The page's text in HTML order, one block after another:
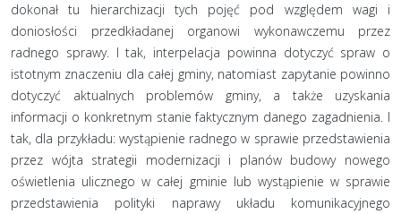
dokonał tu hierarchizacji tych pojęć pod względem wagi i
doniosłości przedkładanej organowi wykonawczemu przez
radnego sprawy. I tak, interpelacja powinna dotyczyć spraw o
istotnym znaczeniu dla całej gminy, natomiast zapytanie powinno
dotyczyć aktualnych problemów gminy, a także uzyskania
informacji o konkretnym stanie faktycznym danego zagadnienia. I
tak, dla przykładu: wystąpienie radnego w sprawie przedstawienia
przez wójta strategii modernizacji i planów budowy nowego
oświetlenia ulicznego w całej gminie lub wystąpienie w sprawie
przedstawienia polityki naprawy układu komunikacyjnego